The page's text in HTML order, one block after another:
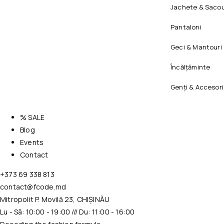
Jachete &
Pantaloni
Geci & Mantouri
Încălțăminte
Genți &
% SALE
Blog
Events
Contact
+373 69 338 813
contact@fcode.md
Mitropolit P. Movilă 23, CHIȘINĂU
Lu - Sâ: 10:00 - 19:00 /// Du: 11:00 - 16:00